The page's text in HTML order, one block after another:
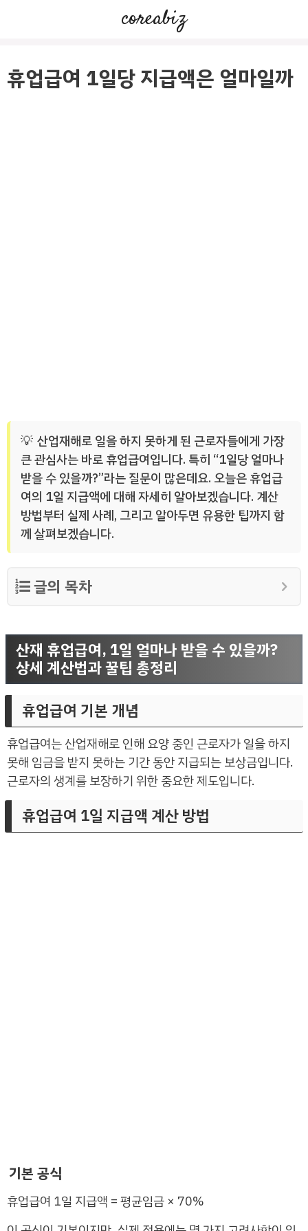
건
coreabiz
휴업급여 1일당 지급액은 얼마일까
산업재해로 일을 하지 못하게 된 근로자들에게 가장
큰 관심사는 바로 휴업급여입니다. 특히 “1일당 얼마나
받을 수 있을까?”라는 질문이 많은데요. 오늘은 휴업급
여의 1일 지급액에 대해 자세히 알아보겠습니다. 계산
방법부터 실제 사례, 그리고 알아두면 유용한 팁까지 함
께 살펴보겠습니다.
글의 목차
산재 휴업급여, 1일 얼마나 받을 수 있을까?
상세 계산법과 꿀팁 총정리
휴업급여 기본 개념
휴업급여는 산업재해로 인해 요양 중인 근로자가 일을 하지
못해 임금을 받지 못하는 기간 동안 지급되는 보상금입니다.
근로자의 생계를 보장하기 위한 중요한 제도입니다.
휴업급여 1일 지급액 계산 방법
기본 공식
휴업급여 1일 지급액 = 평균임금 × 70%